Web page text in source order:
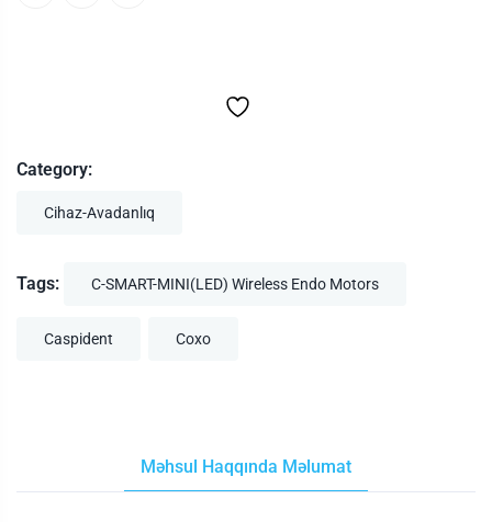
Category:
Cihaz-Avadanlıq
Tags: C-SMART-MINI(LED) Wireless Endo Motors
Caspident Coxo
Məhsul Haqqında Məlumat